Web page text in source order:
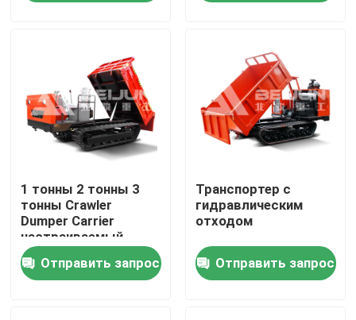
Продукция
Видео
Тележка подземной разработки
Подземная отчетливо произношенная тележка
1 тонны 2 тонны 3
тонны Crawler
Dumper Carrier
настраиваемый
портативный дизель
для продажи
Отправить запрос
Транспортер с
гидравлическим
отходом
Отправить запрос